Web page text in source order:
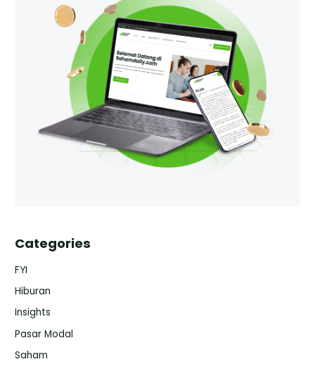
Categories
FYI
Hiburan
Insights
Pasar Modal
Saham